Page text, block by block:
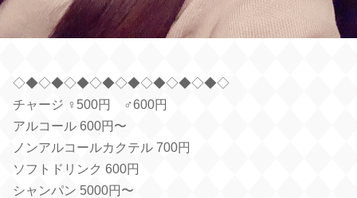
◇◆◇◆◇◆◇◆◇◆◇◆◇◆◇◆◇
チャージ ♀500円 ♂600円
アルコール 600円〜
ノンアルコールカクテル 700円
ソフトドリンク 600円
シャンパン 5000円〜